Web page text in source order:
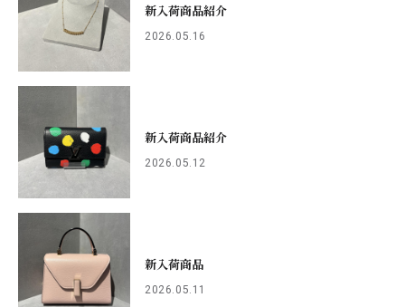
リクルート
新入荷商品紹介
2026.05.16
新入荷商品紹介
2026.05.12
新入荷商品
2026.05.11